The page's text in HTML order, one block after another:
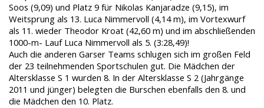
Soos (9,09) und Platz 9 für Nikolas Kanjaradze (9,15), im
Weitsprung als 13. Luca Nimmervoll (4,14 m), im Vortexwurf
als 11. wieder Theodor Kroat (42,60 m) und im abschließenden
1000-m- Lauf Luca Nimmervoll als 5. (3:28,49)!
Auch die anderen Garser Teams schlugen sich im großen Feld
der 23 teilnehmenden Sportschulen gut. Die Mädchen der
Altersklasse S 1 wurden 8. In der Altersklasse S 2 (Jahrgänge
2011 und jünger) belegten die Burschen ebenfalls den 8. und
die Mädchen den 10. Platz.